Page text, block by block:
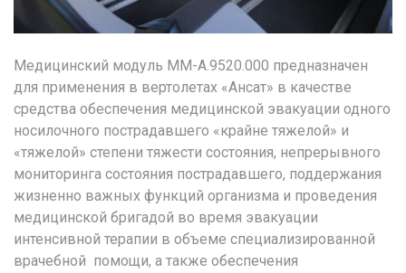
Медицинский модуль ММ-А.9520.000 предназначен
для применения в вертолетах «Ансат» в качестве
средства обеспечения медицинской эвакуации одного
носилочного пострадавшего «крайне тяжелой» и
«тяжелой» степени тяжести состояния, непрерывного
мониторинга состояния пострадавшего, поддержания
жизненно важных функций организма и проведения
медицинской бригадой во время эвакуации
интенсивной терапии в объеме специализированной
врачебной помощи, а также обеспечения